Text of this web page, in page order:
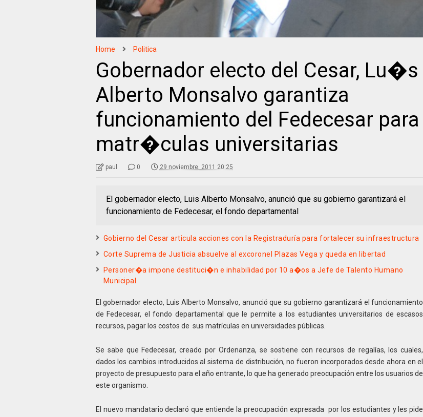
Home Politica
Gobernador electo del Cesar, Lu�s
Alberto Monsalvo garantiza
funcionamiento del Fedecesar para
matr�culas universitarias
paul 0 29 noviembre, 2011 20:25
El gobernador electo, Luis Alberto Monsalvo, anunció que su gobierno garantizará el
funcionamiento de Fedecesar, el fondo departamental
Gobierno del Cesar articula acciones con la Registraduría para fortalecer su infraestructura
Corte Suprema de Justicia absuelve al excoronel Plazas Vega y queda en libertad
Personer�a impone destituci�n e inhabilidad por 10 a�os a Jefe de Talento Humano
Municipal
El gobernador electo, Luis Alberto Monsalvo, anunció que su gobierno garantizará el funcionamiento
de Fedecesar, el fondo departamental que le permite a los estudiantes universitarios de escasos
recursos, pagar los costos de sus matrículas en universidades públicas.
Se sabe que Fedecesar, creado por Ordenanza, se sostiene con recursos de regalías, los cuales,
dados los cambios introducidos al sistema de distribución, no fueron incorporados desde ahora en el
proyecto de presupuesto para el año entrante, lo que ha generado preocupación entre los usuarios de
este organismo.
El nuevo mandatario declaró que entiende la preocupación expresada por los estudiantes y les pide